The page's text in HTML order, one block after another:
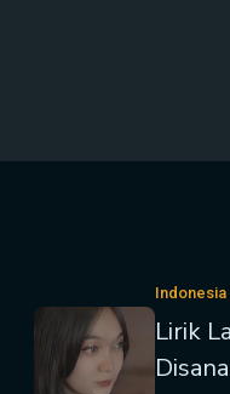
Indonesia
Lirik
Disana